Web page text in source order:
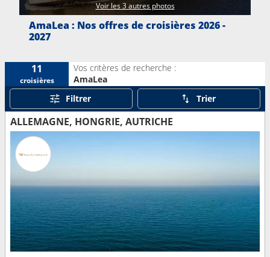
AmaLea : Nos offres de croisières 2026 -
2027
Voir les 3 autres photos
11
croisières
Vos critères de recherche :
AmaLea
Filtrer
Trier
ALLEMAGNE, HONGRIE, AUTRICHE